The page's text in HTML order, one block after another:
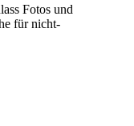
Fotos und
für nicht-